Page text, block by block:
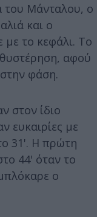
του Μάνταλου, ο
και ο
με το κεφάλι. Το
αφού
φάση.
στον ίδιο
ευκαιρίες με
31'. Η πρώτη
44' όταν το
ο